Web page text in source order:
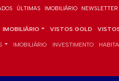
ÚLTIMAS IMOBILIÁRIO NEWSLETTER
IMOBILIÁRIO VISTOS GOLD
IMOBILIÁRIO INVESTIMENTO